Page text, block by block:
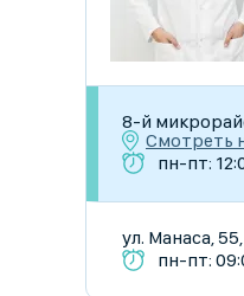
8-й
Смотреть
пн-пт:
ул. Манаса,
пн-пт: